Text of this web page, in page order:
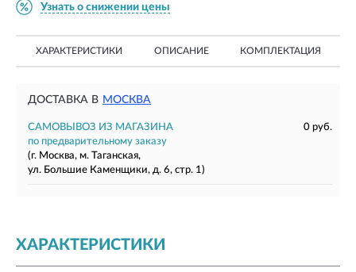
Узнать о снижении цены
ХАРАКТЕРИСТИКИ ОПИСАНИЕ КОМПЛЕКТАЦИЯ
ДОСТАВКА В МОСКВА
САМОВЫВОЗ ИЗ МАГАЗИНА
0 руб.
по предварительному заказу
(г. Москва, м. Таганская,
ул. Большие Каменщики, д. 6, стр. 1)
ХАРАКТЕРИСТИКИ